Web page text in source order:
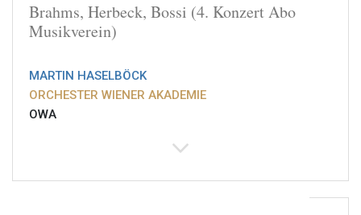
Brahms, Herbeck, Bossi (4. Konzert Abo
Musikverein)
MARTIN HASELBÖCK
ORCHESTER WIENER AKADEMIE
OWA